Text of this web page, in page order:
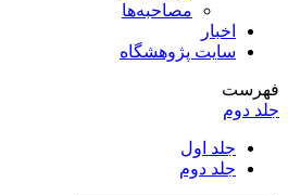
مصاحبه‌ها
اخبار
سایت پژوهشگاه
فهرست
جلد دوم
جلد اول
جلد دوم